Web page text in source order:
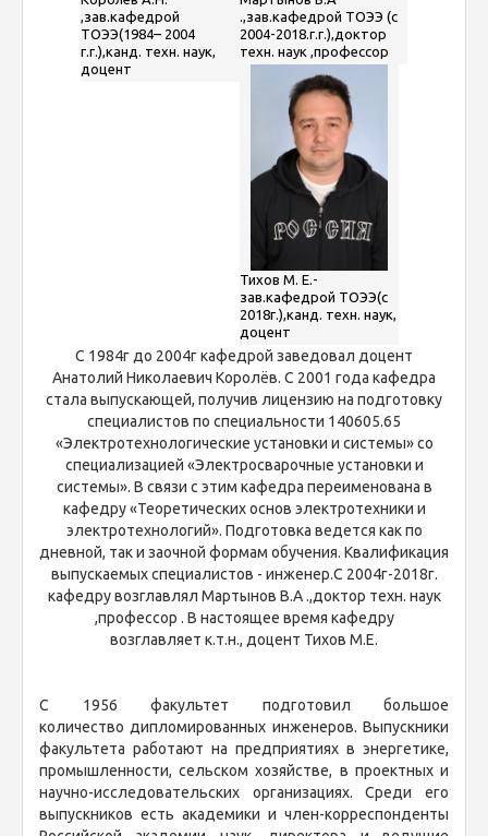
,зав.кафедрой
ТОЭЭ(1984– 2004
г.г.),канд. техн. наук,
доцент
.,зав.кафедрой ТОЭЭ (с
2004-2018.г.г.),доктор
техн. наук ,профессор
Тихов М. Е.-
зав.кафедрой ТОЭЭ(с
2018г.),канд. техн. наук,
доцент
С 1984г до 2004г кафедрой заведовал доцент
Анатолий Николаевич Королёв. С 2001 года кафедра
стала выпускающей, получив лицензию на подготовку
специалистов по специальности 140605.65
«Электротехнологические установки и системы» со
специализацией «Электросварочные установки и
системы». В связи с этим кафедра переименована в
кафедру «Теоретических основ электротехники и
электротехнологий». Подготовка ведется как по
дневной, так и заочной формам обучения. Квалификация
выпускаемых специалистов - инженер.С 2004г-2018г.
кафедру возглавлял Мартынов В.А .,доктор техн. наук
,профессор . В настоящее время кафедру
возглавляет к.т.н., доцент Тихов М.Е.
С 1956 факультет подготовил большое
количество дипломированных инженеров. Выпускники
факультета работают на предприятиях в энергетике,
промышленности, сельском хозяйстве, в проектных и
научно-исследовательских организациях. Среди его
выпускников есть академики и член-корреспонденты